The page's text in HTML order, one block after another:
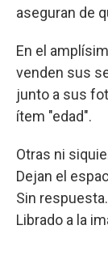
aseguran de
En el
venden sus
junto a sus
ítem "edad".
Otras ni
Dejan el
Sin respuesta.
Librado a la